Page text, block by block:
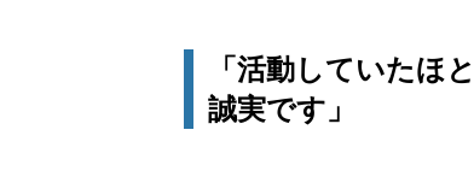
「活動していたほ
誠実です」